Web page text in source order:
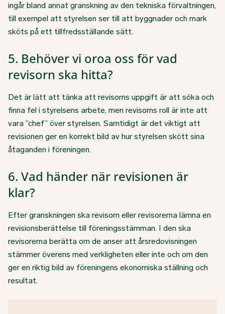
ingår bland annat granskning av den tekniska förvaltningen,
till exempel att styrelsen ser till att byggnader och mark
sköts på ett tillfredsställande sätt.
5. Behöver vi oroa oss för vad
revisorn ska hitta?
Det är lätt att tänka att revisorns uppgift är att söka och
finna fel i styrelsens arbete, men revisorns roll är inte att
vara ”chef” över styrelsen. Samtidigt är det viktigt att
revisionen ger en korrekt bild av hur styrelsen skött sina
åtaganden i föreningen.
6. Vad händer när revisionen är
klar?
Efter granskningen ska revisorn eller revisorerna lämna en
revisionsberättelse till föreningsstämman. I den ska
revisorerna berätta om de anser att årsredovisningen
stämmer överens med verkligheten eller inte och om den
ger en riktig bild av föreningens ekonomiska ställning och
resultat.